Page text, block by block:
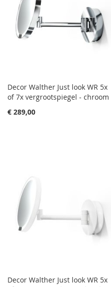
Decor Walther Just look WR 5x
of 7x vergrootspiegel - chroom
€ 289,00
Decor Walther Just look WR 5x